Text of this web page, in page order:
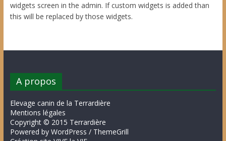
widgets screen in the admin. If custom widgets is added than
this will be replaced by those widgets.
A propos
Elevage canin de la Terrardière
Mentions légales
Copyright © 2015 Terrardière
Powered by WordPress / ThemeGrill